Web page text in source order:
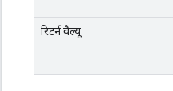
रिटर्न वैल्यू